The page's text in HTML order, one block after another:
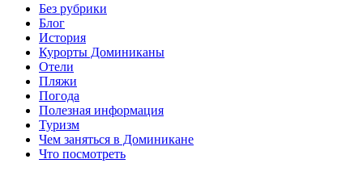
Без рубрики
Блог
История
Курорты Доминиканы
Отели
Пляжи
Погода
Полезная информация
Туризм
Чем заняться в Доминикане
Что посмотреть